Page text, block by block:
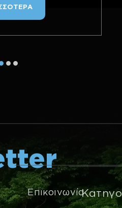
Επικοινωνία